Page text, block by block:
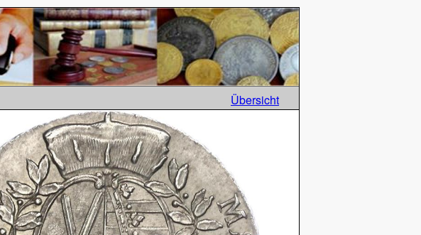
Übersicht